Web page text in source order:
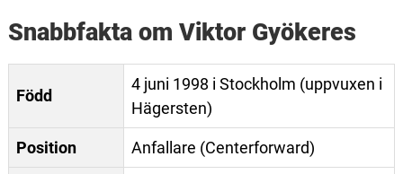
Snabbfakta om Viktor Gyökeres
Född
4 juni 1998 i Stockholm (uppvuxen i
Hägersten)
Position Anfallare (Centerforward)